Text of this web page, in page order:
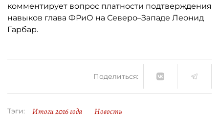
комментирует вопрос платности подтверждения
навыков глава ФРиО на Северо–Западе Леонид
Гарбар.
Поделиться:
Тэги: Итоги 2016 года Новость